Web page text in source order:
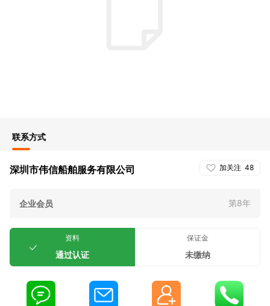
联系方式
加关注 48
深圳市伟信船舶服务有限公司
企业会员 第8年
资料
通过认证
保证金
未缴纳